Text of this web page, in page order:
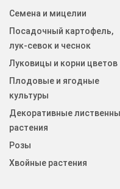
Семена и мицелии
Посадочный картофель,
лук-севок и чеснок
Луковицы и корни цветов
Плодовые и ягодные
культуры
Декоративные
растения
Розы
Хвойные растения